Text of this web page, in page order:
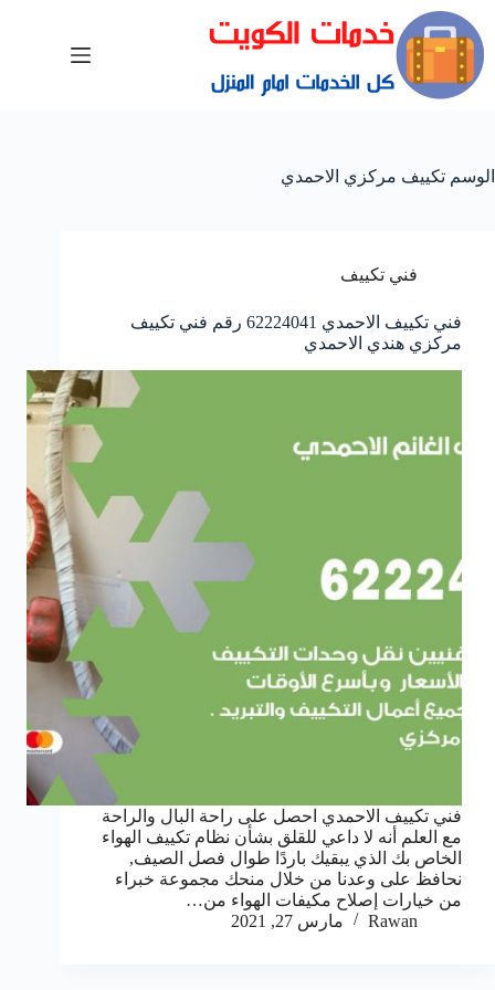
الوسم تكييف مركزي الاحمدي
فني تكييف
فني تكييف الاحمدي 62224041 رقم فني تكييف
مركزي هندي الاحمدي
فني تكييف الاحمدي احصل على راحة البال والراحة
مع العلم أنه لا داعي للقلق بشأن نظام تكييف الهواء
الخاص بك الذي يبقيك باردًا طوال فصل الصيف,
نحافظ على وعدنا من خلال منحك مجموعة خبراء
من خيارات إصلاح مكيفات الهواء من…
Rawan
مارس 27, 2021